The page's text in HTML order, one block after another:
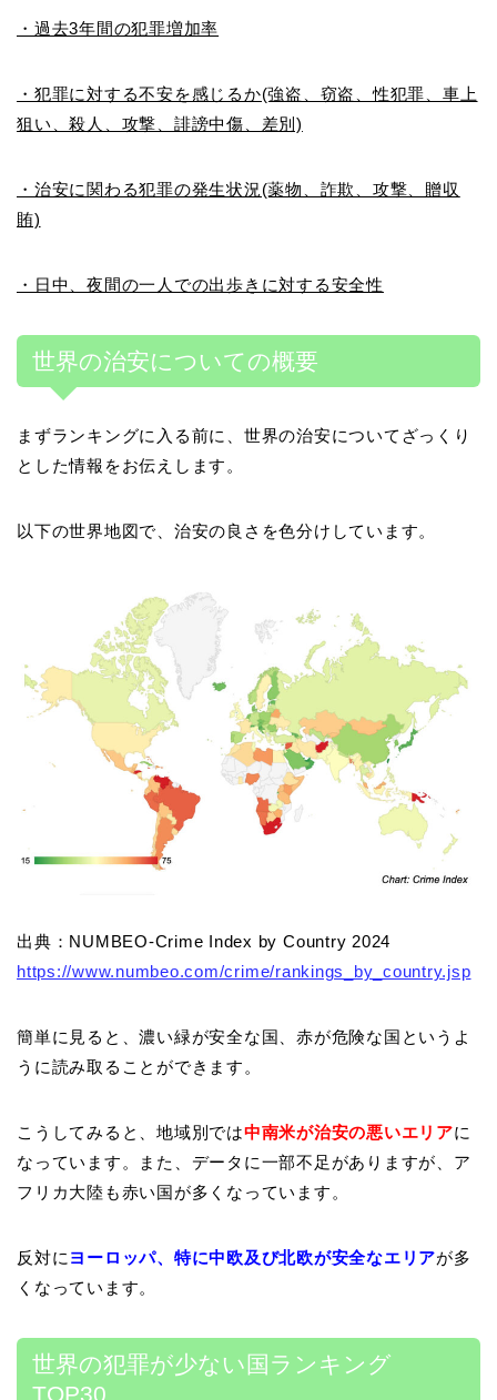
・過去3年間の犯罪増加率
・犯罪に対する不安を感じるか(強盗、窃盗、性犯罪、車上
狙い、殺人、攻撃、誹謗中傷、差別)
・治安に関わる犯罪の発生状況(薬物、詐欺、攻撃、贈収
賄)
・日中、夜間の一人での出歩きに対する安全性
世界の治安についての概要
まずランキングに入る前に、世界の治安についてざっくり
とした情報をお伝えします。
以下の世界地図で、治安の良さを色分けしています。
出典：NUMBEO-Crime Index by Country 2024
https://www.numbeo.com/crime/rankings_by_country.jsp
簡単に見ると、濃い緑が安全な国、赤が危険な国というよ
うに読み取ることができます。
こうしてみると、地域別では中南米が治安の悪いエリアに
なっています。また、データに一部不足がありますが、ア
フリカ大陸も赤い国が多くなっています。
反対に ヨーロッパ、特に中欧及び北欧が安全なエリアが多
くなっています。
世界の犯罪が少ない国ランキング
TOP30